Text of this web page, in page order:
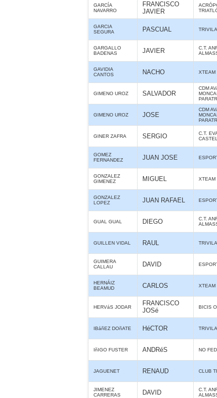
GARCÍA
NAVARRO
FRANCISCO
JAVIER
GARCIA
SEGURA
PASCUAL TRIVILA
GARGALLO
BADENAS
JAVIER
C.T.
GAVIDIA
CANTOS
NACHO XTEAM
GIMENO UROZ SALVADOR
CDM
GIMENO UROZ JOSE
CDM
GINER ZAFRA SERGIO
C.T.
GOMEZ
FERNANDEZ
JUAN JOSE
GONZALEZ
GIMENEZ
MIGUEL XTEAM
GONZALEZ
LOPEZ
JUAN RAFAEL
GUAL GUAL DIEGO
C.T.
GUILLEN VIDAL RAUL TRIVILA
GUIMERA
CALLAU
DAVID
HERNÁIZ
BEAMUD
CARLOS XTEAM
HERVáS JODAR
FRANCISCO
JOSé
BICIS
IBáñEZ DOñATE HéCTOR TRIVILA
IñIGO FUSTER ANDRéS NO
JAGUENET RENAUD CLUB
JIMENEZ
CARRERAS
DAVID
C.T.